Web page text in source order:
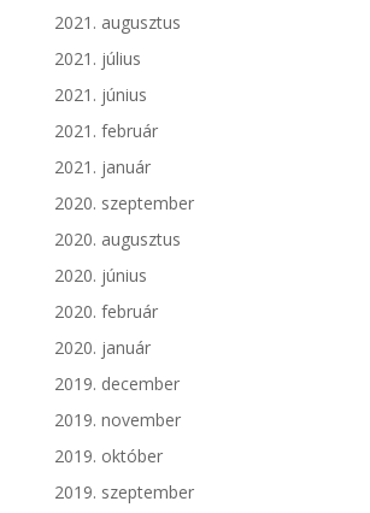
2021. augusztus
2021. július
2021. június
2021. február
2021. január
2020. szeptember
2020. augusztus
2020. június
2020. február
2020. január
2019. december
2019. november
2019. október
2019. szeptember